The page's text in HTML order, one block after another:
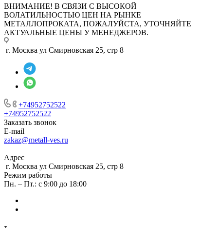
ВНИМАНИЕ! В СВЯЗИ С ВЫСОКОЙ
ВОЛАТИЛЬНОСТЬЮ ЦЕН НА РЫНКЕ
МЕТАЛЛОПРОКАТА, ПОЖАЛУЙСТА, УТОЧНЯЙТЕ
АКТУАЛЬНЫЕ ЦЕНЫ У МЕНЕДЖЕРОВ.
г. Москва ул Смирновская 25, стр 8
+74952752522
+74952752522
Заказать звонок
E-mail
zakaz@metall-ves.ru
Адрес
г. Москва ул Смирновская 25, стр 8
Режим работы
Пн. – Пт.: с 9:00 до 18:00